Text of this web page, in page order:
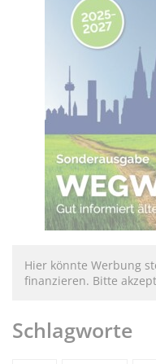
Hier könnte Werbung
finanzieren. Bitte
Schlagworte